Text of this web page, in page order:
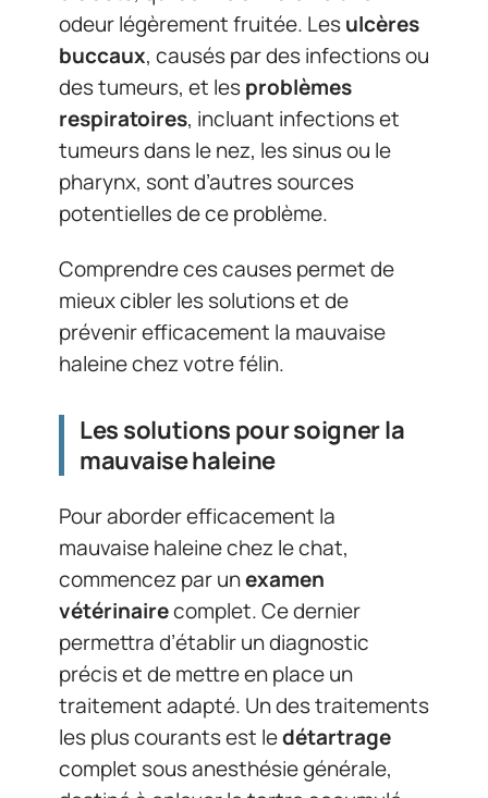
odeur légèrement fruitée. Lesulcères
buccaux, causés par des infections ou
des tumeurs, et lesproblèmes
respiratoires, incluant infections et
tumeurs dans le nez, les sinus ou le
pharynx, sont d’autres sources
potentielles de ce problème.
Comprendre ces causes permet de
mieux cibler les solutions et de
prévenir efficacement la mauvaise
haleine chez votre félin.
Les solutions pour soigner la
mauvaise haleine
Pour aborder efficacement la
mauvaise haleine chez le chat,
commencez par unexamen
vétérinairecomplet. Ce dernier
permettra d’établir un diagnostic
précis et de mettre en place un
traitement adapté. Un des traitements
les plus courants est ledétartrage
complet sous anesthésie générale,